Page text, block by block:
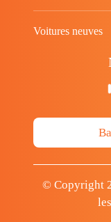
Voitures neuves
© Copyright